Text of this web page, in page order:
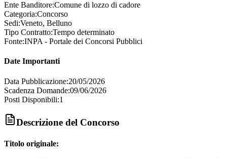
Ente Banditore:Comune di lozzo di cadore
Categoria:Concorso
Sedi:Veneto, Belluno
Tipo Contratto:Tempo determinato
Fonte:INPA - Portale dei Concorsi Pubblici
Date Importanti
Data Pubblicazione:20/05/2026
Scadenza Domande:09/06/2026
Posti Disponibili:1
Descrizione del Concorso
Titolo originale: